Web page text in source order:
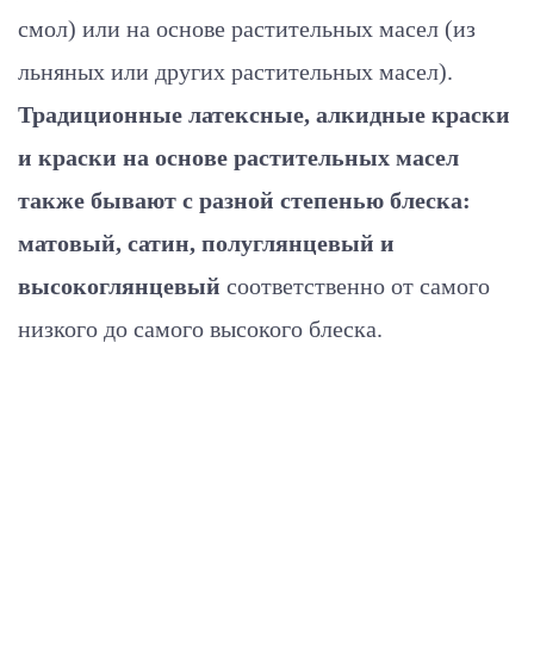
смол) или на основе растительных масел (из
льняных или других растительных масел).
Традиционные латексные, алкидные краски
и краски на основе растительных масел
также бывают с разной степенью блеска:
матовый, сатин, полуглянцевый и
высокоглянцевый соответственно от самого
низкого до самого высокого блеска.